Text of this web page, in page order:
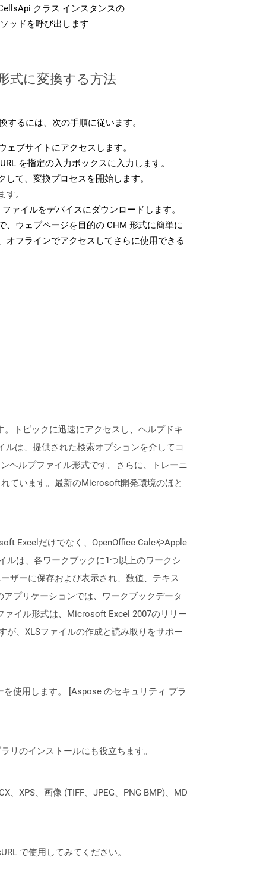
クラス インスタンスの
ソッドを呼び出します
式に変換する方法
するには、次の手順に従います。
ェブサイトにアクセスします。
を指定の入力ボックスに入力します。
して、変換プロセスを開始します。
。
ァイルをデバイスにダウンロードします。
、ウェブページを目的の CHM 形式に簡単に
オフラインでアクセスしてさらに使用できる
トピックに迅速にアクセスし、ヘルプドキ
は、提供された検索オプションを介してコ
ヘルプファイル形式です。さらに、トレーニ
ています。最新のMicrosoft開発環境のほと
Excelだけでなく、OpenOffice CalcやApple
ルは、各ワークブックに1つ以上のワークシ
ザーに保存および表示され、数値、テキス
プリケーションでは、ワークブックデータ
ァイル形式は、Microsoft Excel 2007のリリー
が、XLSファイルの作成と読み取りをサポー
使用します。 [Aspose のセキュリティ プラ
リのインストールにも役立ちます。
XPS、画像 (TIFF、JPEG、PNG BMP)、MD
で使用してみてください。